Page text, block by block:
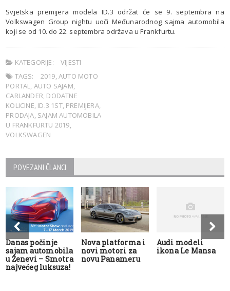
Svjetska premijera modela ID.3 održat će se 9. septembra na
Volkswagen Group nightu uoči Međunarodnog sajma automobila
koji se od 10. do 22. septembra održava u Frankfurtu.
KATEGORIJE:
VIJESTI
TAGS:
2019,AUTO MOTO
PORTAL, AUTO SAJAM,
CARLANDER, DODATNE
KOLICINE, ID.3 1ST, PREMIJERA,
PRODAJA, SAJAM AUTOMOBILA
U FRANKFURTU 2019,
VOLKSWAGEN
POVEZANI ČLANCI
Danas počinje
sajam automobila
u Ženevi – Smotra
najvećeg luksuza!
Nova platforma i
novi motori za
novu Panameru
Audi modeli
ikona Le Mansa